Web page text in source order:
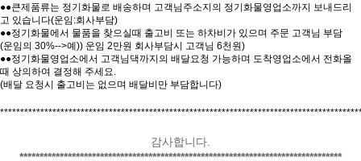
●●큰제품류는 정기화물로 배송하며 고객님주소지의 정기화물영업소까지 보내드리
고 있습니다(운임:회사부담)
●●정기화물에서 물품을 찾으실때 출고비 또는 하차비가 있으며 주문 고객님 부담
(운임의 30%-->예)) 운임 2만원 회사부담시 고객님 6천원)
●●정기화물영업소에서 고객님댁까지의 배달요청 가능하며 도착영업소에서 전화올
때 상의하여 결정해 주세요.
(배달 요청시 출고비는 없으며 배달비만 부담합니다)
감사합니다.
********************************************************************************